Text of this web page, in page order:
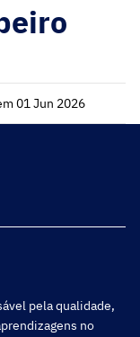
01 Jun 2026
pela qualidade,
no